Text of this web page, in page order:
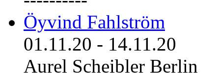
Öyvind Fahlström
01.11.20 - 14.11.20
Aurel Scheibler Berlin